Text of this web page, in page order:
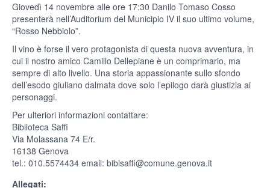
Giovedì 14 novembre alle ore 17:30 Danilo Tomaso Cosso
presenterà nell’Auditorium del Municipio IV il suo ultimo volume,
“Rosso Nebbiolo”.
Il vino è forse il vero protagonista di questa nuova avventura, in
cui il nostro amico Camillo Dellepiane è un comprimario, ma
sempre di alto livello. Una storia appassionante sullo sfondo
dell’esodo giuliano dalmata dove solo l’epilogo darà giustizia ai
personaggi.
Per ulteriori informazioni contattare:
Biblioteca Saffi
Via Molassana 74 E/r.
16138 Genova
tel.: 010.5574434 email: biblsaffi@comune.genova.it
Allegati: